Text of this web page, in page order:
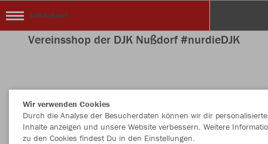
DJK Nußdorf
Vereinsshop der DJK Nußdorf #nurdieDJK
Wir verwenden Cookies
Durch die Analyse der Besucherdaten können wir dir personalisierte
Inhalte anzeigen und unsere Website verbessern. Weitere
zu den Cookies findest Du in den Einstellungen.